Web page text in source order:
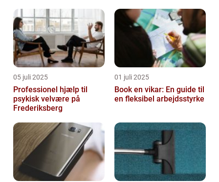
05 juli 2025
Professionel hjælp til
psykisk velvære på
Frederiksberg
01 juli 2025
Book en vikar: En guide til
en fleksibel arbejdsstyrke